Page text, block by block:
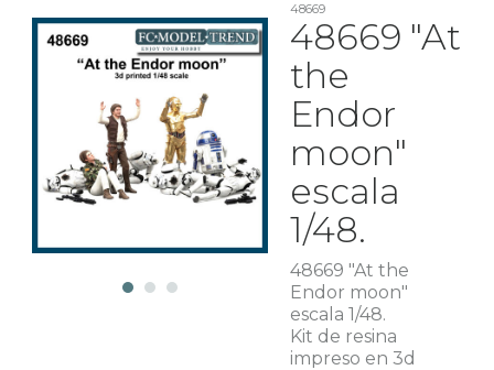
48669
48669 "At
the
Endor
moon"
escala
1/48.
48669 "At the
Endor moon"
escala 1/48.
Kit de resina
impreso en 3d